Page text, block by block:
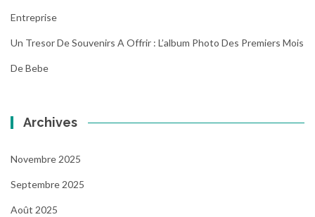
Entreprise
Un Tresor De Souvenirs A Offrir : L’album Photo Des Premiers Mois
De Bebe
Archives
Novembre 2025
Septembre 2025
Août 2025